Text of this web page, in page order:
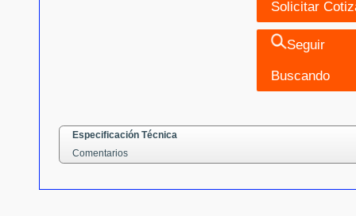
Seguir
Buscando
Especificación Técnica
Comentarios